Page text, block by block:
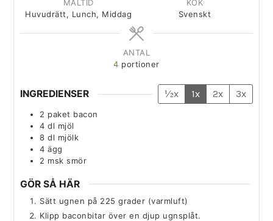
MÅLTID
Huvudrätt, Lunch, Middag
KÖK
Svenskt
ANTAL
4 portioner
INGREDIENSER ½x 1x 2x 3x
2 paket bacon
4 dl mjöl
8 dl mjölk
4 ägg
2 msk smör
GÖR SÅ HÄR
Sätt ugnen på 225 grader (varmluft)
Klipp baconbitar över en djup ugnsplåt.